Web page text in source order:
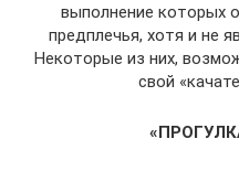
выполнение которых
предплечья, хотя и не
Некоторые из них,
свой